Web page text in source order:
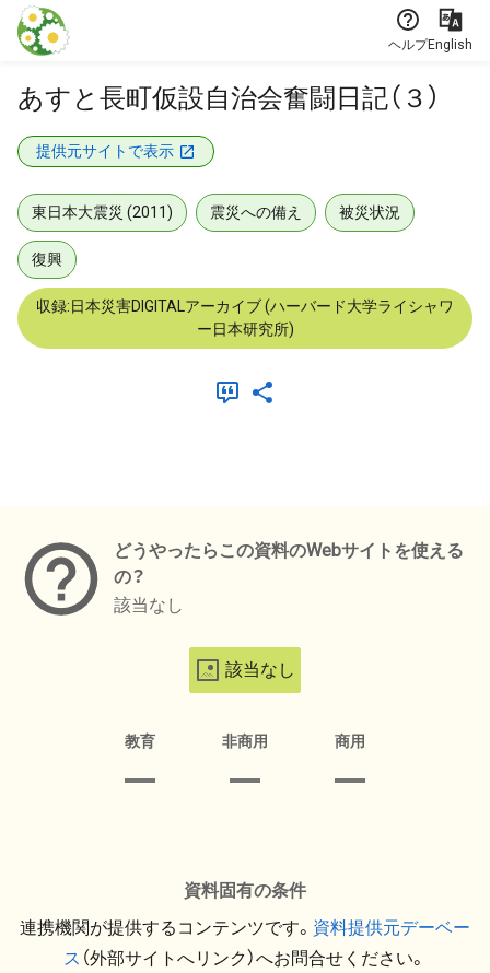
本文に飛ぶ
ヘルプEnglish
あすと長町仮設自治会奮闘日記（３）
提供元サイトで表示
東日本大震災 (2011) 震災への備え 被災状況
復興
収録:日本災害DIGITALアーカイブ (ハーバード大学ライシャワ
ー日本研究所)
どうやったらこの資料のWebサイトを使える
の？
該当なし
該当なし
教育 非商用 商用
資料固有の条件
連携機関が提供するコンテンツです。 資料提供元デーベー
ス （外部サイトへリンク）へお問合せください。